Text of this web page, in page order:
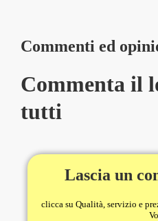
Commenti ed
Commenta il
tutti
Lascia un
clicca su Qualità, servizio e